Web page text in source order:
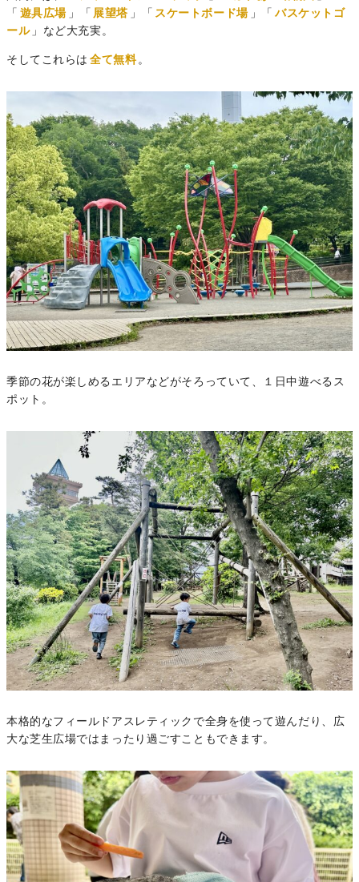
「 遊具広場 」「 展望塔 」「 スケートボード場 」「 バスケットゴ
ール 」など大充実。
そしてこれらは 全て無料。
季節の花が楽しめるエリアなどがそろっていて、１日中遊べるス
ポット。
本格的なフィールドアスレティックで全身を使って遊んだり、広
大な芝生広場ではまったり過ごすこともできます。